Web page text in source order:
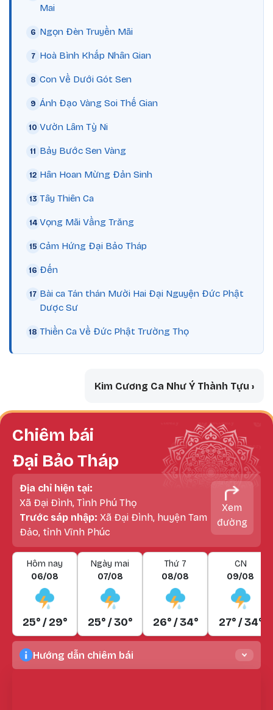
Mai
Ngọn Đèn Truyền Mãi
Hoà Bình Khắp Nhân Gian
Con Về Dưới Gót Sen
Ánh Đạo Vàng Soi Thế Gian
Vườn Lâm Tỳ Ni
Bảy Bước Sen Vàng
Hân Hoan Mừng Đản Sinh
Tây Thiên Ca
Vọng Mãi Vầng Trăng
Cảm Hứng Đại Bảo Tháp
Đến
Bài ca Tán thán Mười Hai Đại Nguyện Đức Phật
Dược Sư
Thiền Ca Về Đức Phật Trường Thọ
Book traversal links for Tuyển tập
Kim Cương Ca Như Ý Thành Tựu ›
Chiêm bái
Đại Bảo Tháp
Địa chỉ hiện tại:
Xã Đại Đình, Tình Phú Thọ
Trước sáp nhập: Xã Đại Đình, huyện Tam
Đảo, tỉnh Vĩnh Phúc
Xem
đường
Hôm nay
06/08
25° / 29°
Ngày mai
07/08
25° / 30°
Thứ 7
08/08
26° / 34°
CN
09/08
27° / 34°
Hướng dẫn chiêm bái